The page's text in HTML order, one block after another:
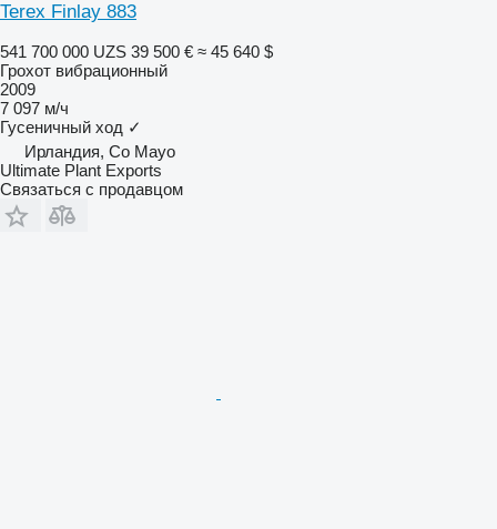
Terex Finlay 883
541 700 000 UZS 39 500 € ≈ 45 640 $
Грохот вибрационный
2009
7 097 м/ч
Гусеничный ход ✓
Ирландия, Co Mayo
Ultimate Plant Exports
Связаться с продавцом